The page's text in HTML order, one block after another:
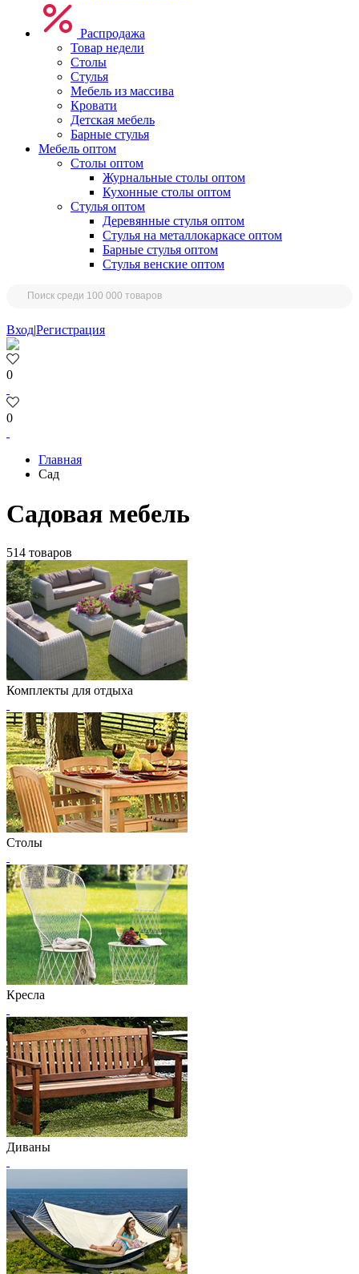
Распродажа
Товар недели
Столы
Стулья
Мебель из массива
Кровати
Детская мебель
Барные стулья
Мебель оптом
Столы оптом
Журнальные столы оптом
Кухонные столы оптом
Стулья оптом
Деревянные стулья оптом
Стулья на металлокаркасе оптом
Барные стулья оптом
Стулья венские оптом
Вход|Регистрация
0
0
Главная
Сад
Садовая мебель
514 товаров
Комплекты для отдыха
Столы
Кресла
Диваны